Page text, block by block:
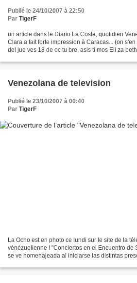
Publié le 24/10/2007 à 22:50
Par TigerF
un article dans le Diario La Costa, quotidien
Clara a fait forte impression à Caracas... (on
del jue ves 18 de oc tu bre, asis ti mos Eli za
Venezolana de television
Publié le 23/10/2007 à 00:40
Par TigerF
La Ocho est en photo ce lundi sur le site de la
vénézuelienne ! "Conciertos en el Encuentro de
se ve homenajeada al iniciarse las distintas